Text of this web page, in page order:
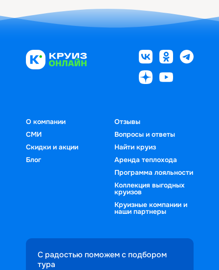
О компании
СМИ
Скидки и акции
Блог
Отзывы
Вопросы и ответы
Найти круиз
Аренда теплохода
Программа лояльности
Коллекция выгодных
круизов
Круизные компании и
наши партнеры
С радостью поможем с подбором
тура